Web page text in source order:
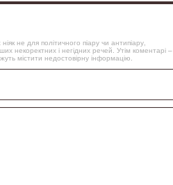
не для політичного піару чи антипіару,
некоректних і негідних речей. Утім коментарі –
містити недостовірну інформацію.